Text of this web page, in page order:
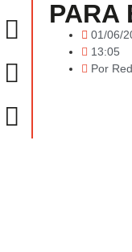
PARA
01/06/
13:05
Por